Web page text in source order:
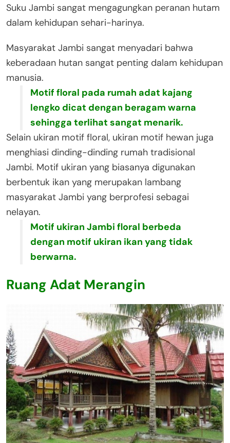
Suku Jambi sangat mengagungkan peranan hutam
dalam kehidupan sehari-harinya.
Masyarakat Jambi sangat menyadari bahwa
keberadaan hutan sangat penting dalam kehidupan
manusia.
Motif floral pada rumah adat kajang
lengko dicat dengan beragam warna
sehingga terlihat sangat menarik.
Selain ukiran motif floral, ukiran motif hewan juga
menghiasi dinding-dinding rumah tradisional
Jambi. Motif ukiran yang biasanya digunakan
berbentuk ikan yang merupakan lambang
masyarakat Jambi yang berprofesi sebagai
nelayan.
Motif ukiran Jambi floral berbeda
dengan motif ukiran ikan yang tidak
berwarna.
Ruang Adat Merangin